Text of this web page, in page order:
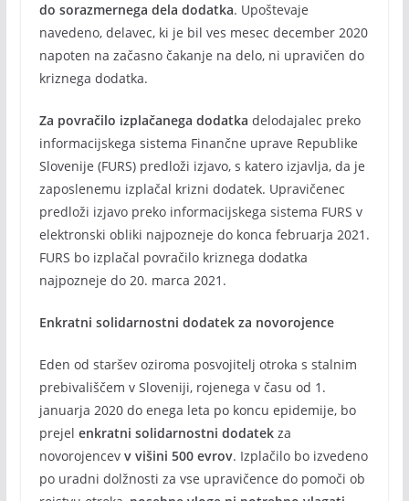
do sorazmernega dela dodatka. Upoštevaje
navedeno, delavec, ki je bil ves mesec december 2020
napoten na začasno čakanje na delo, ni upravičen do
kriznega dodatka.
Za povračilo izplačanega dodatka delodajalec preko
informacijskega sistema Finančne uprave Republike
Slovenije (FURS) predloži izjavo, s katero izjavlja, da je
zaposlenemu izplačal krizni dodatek. Upravičenec
predloži izjavo preko informacijskega sistema FURS v
elektronski obliki najpozneje do konca februarja 2021.
FURS bo izplačal povračilo kriznega dodatka
najpozneje do 20. marca 2021.
Enkratni solidarnostni dodatek za novorojence
Eden od staršev oziroma posvojitelj otroka s stalnim
prebivališčem v Sloveniji, rojenega v času od 1.
januarja 2020 do enega leta po koncu epidemije, bo
prejel enkratni solidarnostni dodatekza
novorojencev v višini 500 evrov. Izplačilo bo izvedeno
po uradni dolžnosti za vse upravičence do pomoči ob